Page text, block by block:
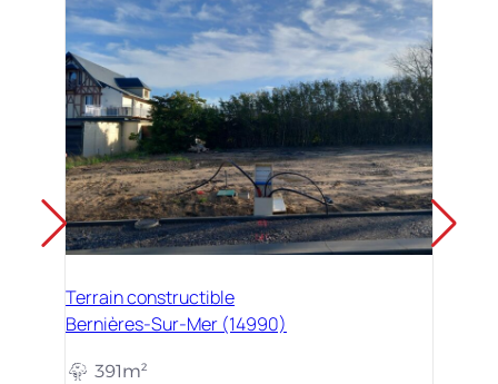
Terrain constructible
Bernières-Sur-Mer (14990)
391m²